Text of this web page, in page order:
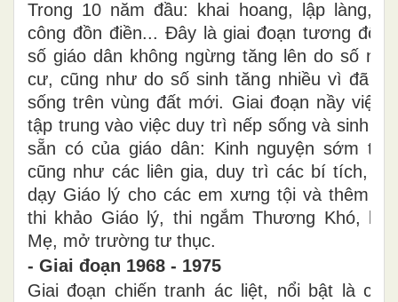
Trong 10 năm đầu: khai hoang, lập làng,
công đồn điền... Đây là giai đoạn tương đối
số giáo dân không ngừng tăng lên do số
cư, cũng như do số sinh tăng nhiều vì đã
sống trên vùng đất mới. Giai đoạn nầy việc
tập trung vào việc duy trì nếp sống và sinh
sẵn có của giáo dân: Kinh nguyện sớm tối
cũng như các liên gia, duy trì các bí tích,
dạy Giáo lý cho các em xưng tội và thêm
thi khảo Giáo lý, thi ngắm Thương Khó,
Mẹ, mở trường tư thục.
- Giai đoạn 1968 - 1975
Giai đoạn chiến tranh ác liệt, nổi bật là